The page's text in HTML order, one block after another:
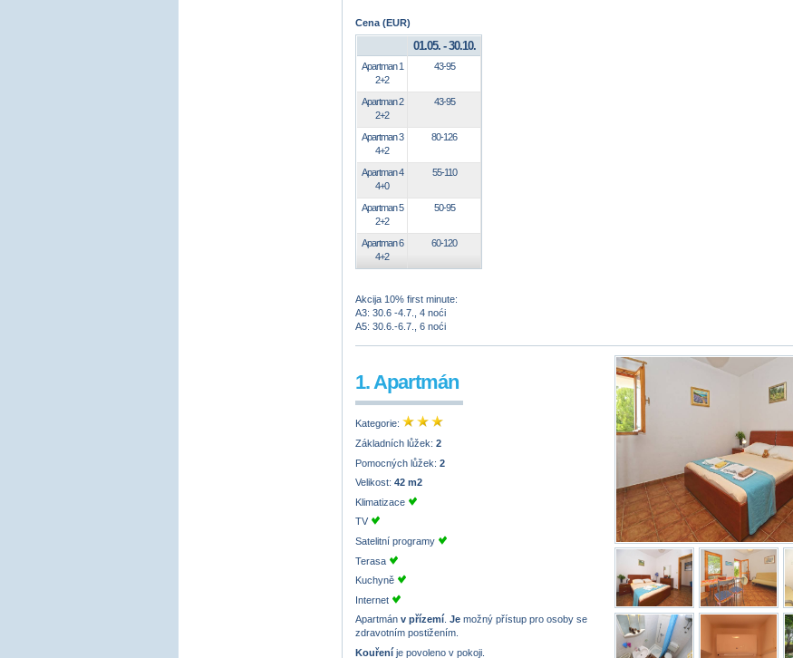
Cena (EUR)
01.05. - 30.10.
Apartman 1
2+2
43-95
Apartman 2
2+2
43-95
Apartman 3
4+2
80-126
Apartman 4
4+0
55-110
Apartman 5
2+2
50-95
Apartman 6
4+2
60-120
Akcija 10% first minute:
A3: 30.6 -4.7., 4 noći
A5: 30.6.-6.7., 6 noći
1. Apartmán
Kategorie:
Základních lůžek: 2
Pomocných lůžek: 2
Velikost: 42 m2
Klimatizace
TV
Satelitní programy
Terasa
Kuchyně
Internet
Apartmán v přízemí Je možný přístup pro osoby se
zdravotním postižením.
Kouření je povoleno v pokoji.